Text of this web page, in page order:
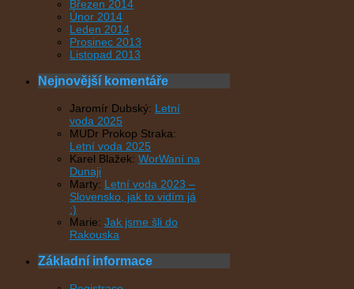
Březen 2014
Únor 2014
Leden 2014
Prosinec 2013
Listopad 2013
Nejnovější komentáře
Jaromír Dubský: Letní
voda 2025
MUDr Prokop Straka:
Letní voda 2025
Karel Blažek: WorWaní na
Dunaji
Marty: Letní voda 2023 –
Slovensko, jak to vidím já
:)
Marie: Jak jsme šli do
Rakouska
Základní informace